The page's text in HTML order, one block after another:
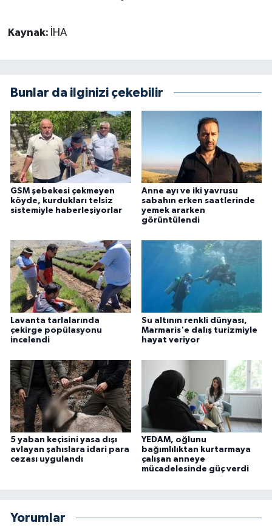
Kaynak: İHA
Bunlar da ilginizi çekebilir
GSM şebekesi çekmeyen
köyde, kurdukları telsiz
sistemiyle haberleşiyorlar
Anne ayı ve iki yavrusu
sabahın erken saatlerinde
yemek ararken
görüntülendi
Lavanta tarlalarında
çekirge popülasyonu
incelendi
Su altının renkli dünyası,
Marmaris'e dalış turizmiyle
hayat veriyor
5 yaban keçisini yasa dışı
avlayan şahıslara idari para
cezası uygulandı
YEDAM, oğlunu
bağımlılıktan kurtarmaya
çalışan anneye
mücadelesinde güç verdi
Yorumlar